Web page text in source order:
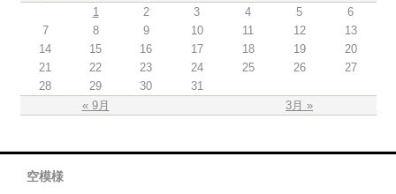
« 9月 3月 »
1 2 3 4 5
6
7
8 9 10 11 12
13
14
15 16 17 18 19
20
21
22 23 24 25 26
27
28
29 30 31
空模様